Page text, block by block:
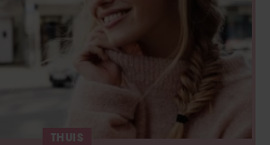
THUIS